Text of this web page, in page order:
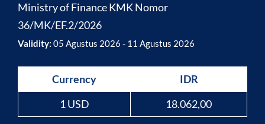
Ministry of Finance KMK Nomor
36/MK/EF.2/2026
Validity: 05 Agustus 2026 - 11 Agustus 2026
Currency
IDR
1 USD
18.062,00